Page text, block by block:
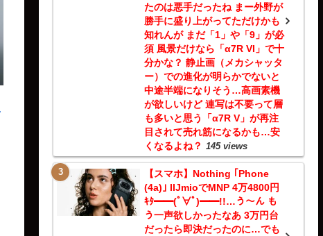
たのは悪手だったね まー外野が
勝手に盛り上がってただけかも
知れんが まだ「1」や「9」が必
須 風景だけなら「α7R VI」で十
分かな？ 静止画（メカシャッタ
ー）での進化が明らかでないと
中途半端になりそう…高画素機
が欲しいけど 連写は不要って層
も多いと思う「α7R V」が再注
目されて売れ筋になるかも…安
くなるよね？ 145 views
【スマホ】Nothing ｢Phone
(4a)｣ IIJmioでMNP 4万4800円
ｷﾀ━━(ﾟ∀ﾟ)━━!!…う～ん も
う一声欲しかったなあ 3万円台
だったら即決だったのに…でも